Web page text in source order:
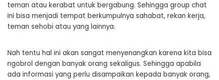
teman atau kerabat untuk bergabung. Sehingga group chat
ini bisa menjadi tempat berkumpulnya sahabat, rekan kerja,
teman sehobi atau yang lainnya.
Nah tentu hal ini akan sangat menyenangkan karena kita bisa
ngobrol dengan banyak orang sekaligus. Sehingga apabila
ada informasi yang perlu disampaikan kepada banyak orang,